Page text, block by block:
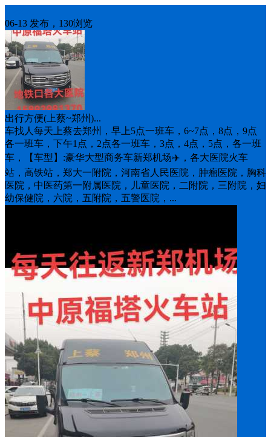
06-13 发布，130浏览
出行方便(上蔡~郑州)...
车找人每天上蔡去郑州，早上5点一班车，6~7点，8点，9点
各一班车，下午1点，2点各一班车，3点，4点，5点，各一班
车，【车型】:豪华大型商务车新郑机场✈️，各大医院火车
站，高铁站，郑大一附院，河南省人民医院，肿瘤医院，胸科
医院，中医药第一附属医院，儿童医院，二附院，三附院，妇
幼保健院，六院，五附院，五警医院，...